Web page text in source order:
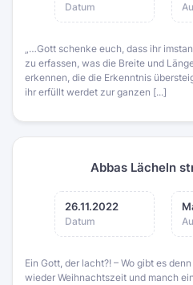
Datum
„…Gott schenke euch, dass ihr
zu erfassen, was die Breite und
erkennen, die die Erkenntnis
ihr erfüllt werdet zur ganzen [...]
Abbas Lächeln
26.11.2022
Datum
Ein Gott, der lacht?! – Wo gibt es
wieder Weihnachtszeit und manch